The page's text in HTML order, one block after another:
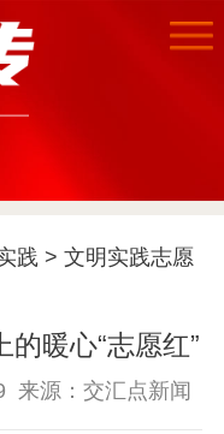
践 > 文明实践志愿
暖心“志愿红”
来源：交汇点新闻